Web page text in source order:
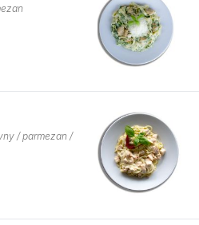
/ parmezan /